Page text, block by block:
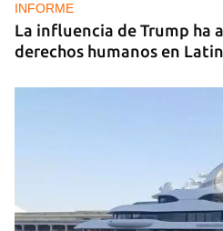
INFORME
La influencia de Trump ha
derechos humanos en